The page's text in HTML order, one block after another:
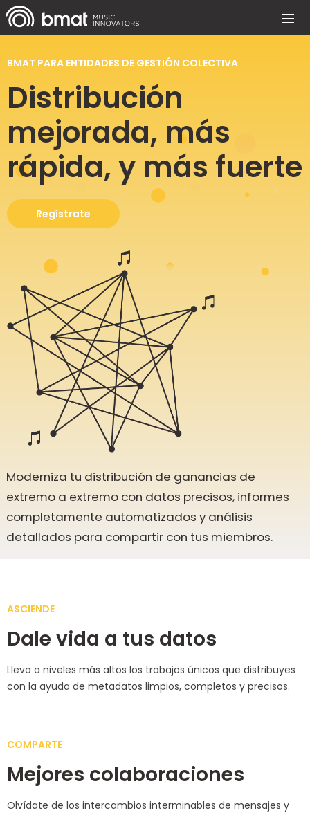
BMAT PARA ENTIDADES DE GESTIÓN COLECTIVA
Distribución
mejorada, más
rápida, y más fuerte
Regístrate
Moderniza tu distribución de ganancias de
extremo a extremo con datos precisos, informes
completamente automatizados y análisis
detallados para compartir con tus miembros.
ASCIENDE
Dale vida a tus datos
Lleva a niveles más altos los trabajos únicos que distribuyes
con la ayuda de metadatos limpios, completos y precisos.
COMPARTE
Mejores colaboraciones
Olvídate de los intercambios interminables de mensajes y